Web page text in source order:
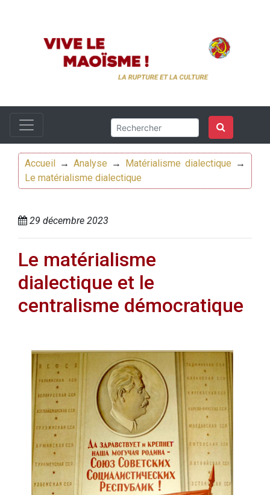
Accueil → Analyse → Matérialisme dialectique →
Le matérialisme dialectique
29 décembre 2023
Le matérialisme
dialectique et le
centralisme démocratique